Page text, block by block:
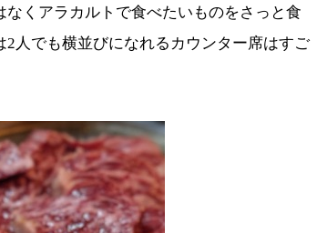
くアラカルトで食べたいものをさっと食
人でも横並びになれるカウンター席はすご